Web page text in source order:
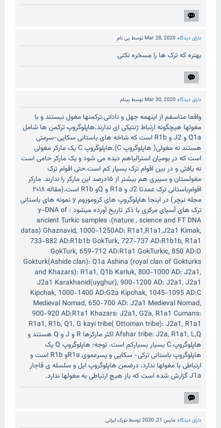
دارای دیدگاهMar 28, 2020توسطبی نام
بهتره که‌ ترک ها را مسخره نکنی
دارای دیدگاهMar 30, 2020توسطبینام
واقعا متاسفم از اینهمه جهل و نادانی.ترکمنها مغول نیستند و با
مغولها هیچگونه ارتباط ژنتیکی ای ندارند.هاپلوگروپ ترکمن ها شامل
Q1a و J2 و R1b است که شاخه های باستانی سکایی-سرمتی
هستند نه مغولی( هاپلوگروپ C).هاپلوگروپ C یک مارکر مغولی
است که در بومیان استرالیاهم دیده می شود و یک مارکر حامی است
نه یافثی و در بین اقوام ترک بسیار کم است.حتی اقوام ترک
مغولستان و سیبری هم بیشتر از ۱۵درصد این مارکر را ندارند. مارکر
اقوام‌باستانی ترک عمدتا J2 و R1a و Qو R1b است.(مقاله ۲۰۱۸
مجله نیچر) در اینجا هاپلوگروپ های کروموزوم y نمونه های باستانی
ترک های آسیای مرکزی با ذکر تاریخ آورده میشود : y-DNA of
ancient Turkic samples :(nature , science and FT DNA
datas) Ghaznavid, 1000-1250AD: R1a1,R1a1,J2a1 Kimak,
733-882 AD:R1b1b GokTurk, 727-737 AD:R1b1b, R1a1
GokTurk, 659-712 AD:R1a1 GokTurkic, 850 AD:O
Gokturk(Ashide clan): Q1a Ashina (royal clan of Gokturks
and Khazars): R1a1, Q1b Karluk, 800-1000 AD: J2a1,
J2a1 Karakhanid(uyghur), 900-1200 AD: J2a1, J2a1
Kipchak, 1000-1400 AD:G2a Kipchak, 1045-1095 AD:C
Medieval Nomad, 650-700 AD: J2a1 Medieval Nomad,
900-920 AD:R1a1 Khazars: J2a1, G2a, R1a1 Cumans:
R1a1, R1b, Q1, G kayi tribe( Ottoman tribe): J2a1, R1a1
Afshar tribe: J2a, R1a1, L,Q اکثر مارکرها R و J و Q هستند و
هاپلوگروپ‌ C بسیار بسیارکم است. توجه: هاپلوگروپ Q یک
هاپلوگروپ باستانی ترکی- سکایی و پسرعموی R1aو R1b است و
ارتباطی با مغولها ندارد. درضمن هاپلوگروپ ایل و سلسله ی قاجار
J1a گزارش شده است که باز هیچ ارتباطی به مغولها ندارد.
دارای دیدگاه مارس 21, 2020 توسطتورک ایرانی